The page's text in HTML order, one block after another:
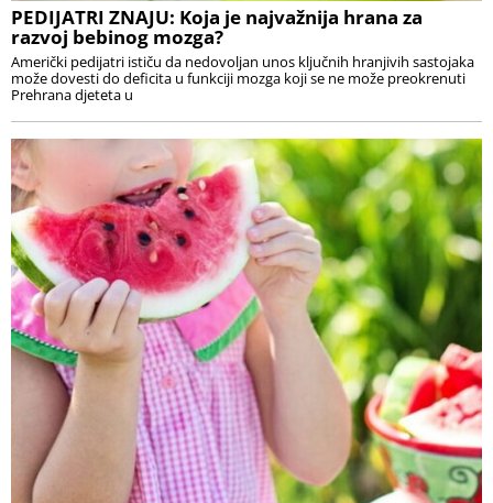
PEDIJATRI ZNAJU: Koja je najvažnija hrana za
razvoj bebinog mozga?
Američki pedijatri ističu da nedovoljan unos ključnih hranjivih sastojaka
može dovesti do deficita u funkciji mozga koji se ne može preokrenuti
Prehrana djeteta u